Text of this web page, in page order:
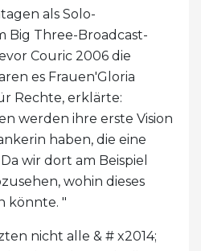
als Solo-
Big Three-Broadcast-
Couric 2006 die
es Frauen'Gloria
Rechte, erklärte:
werden ihre erste Vision
haben, die eine
wir dort am Beispiel
wohin dieses
könnte. "
nicht alle & # x2014;